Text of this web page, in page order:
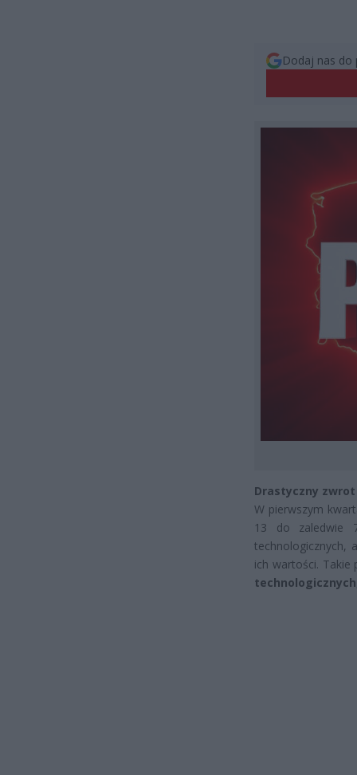
Dodaj nas do
Drastyczny
W pierwszym
13 do zaledwie
technologicznych,
ich wartości.
technologicznych